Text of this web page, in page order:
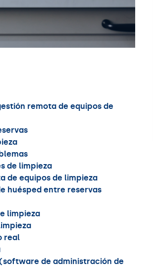
remota de equipos de
de limpieza
de equipos de limpieza
huésped entre reservas
limpieza
real
de administración de